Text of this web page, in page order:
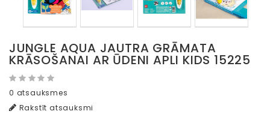
JUNGLE AQUA JAUTRA GRĀMATA
KRĀSOŠANAI AR ŪDENI APLI KIDS 15225
0 atsauksmes
Rakstīt atsauksmi